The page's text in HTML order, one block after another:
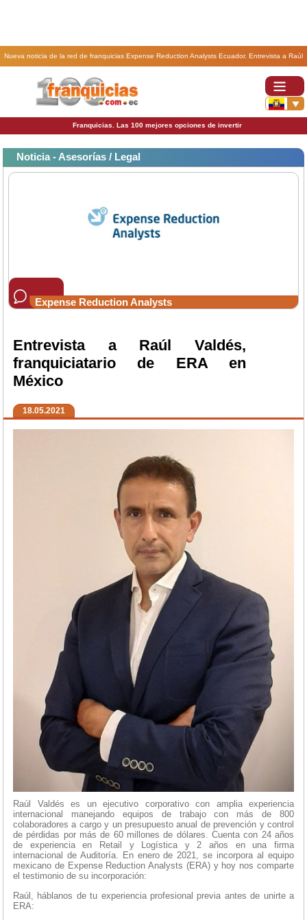
Nueva noticia de la red de franquicias Expense Reduction Analysts Ecuador. Entrevista a Raúl
Valdés, franquiciatario de ERA en México.
Franquicias. Las 100 mejores opciones de invertir
Noticia - Asesorías / Legal
Expense Reduction Analysts
Entrevista a Raúl Valdés,
franquiciatario de ERA en
México
18.05.2021
Raúl Valdés es un ejecutivo corporativo con amplia experiencia
internacional manejando equipos de trabajo con más de 800
colaboradores a cargo y un presupuesto anual de prevención y control
de pérdidas por más de 60 millones de dólares. Cuenta con 24 años
de experiencia en Retail y Logística y 2 años en una firma
internacional de Auditoría. En enero de 2021, se incorpora al equipo
mexicano de Expense Reduction Analysts (ERA) y hoy nos comparte
el testimonio de su incorporación:
Raúl, háblanos de tu experiencia profesional previa antes de unirte a
ERA: